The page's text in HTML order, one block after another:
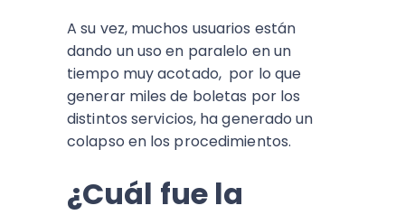
A su vez, muchos usuarios están
dando un uso en paralelo en un
tiempo muy acotado, por lo que
generar miles de boletas por los
distintos servicios, ha generado un
colapso en los procedimientos.
¿Cuál fue la